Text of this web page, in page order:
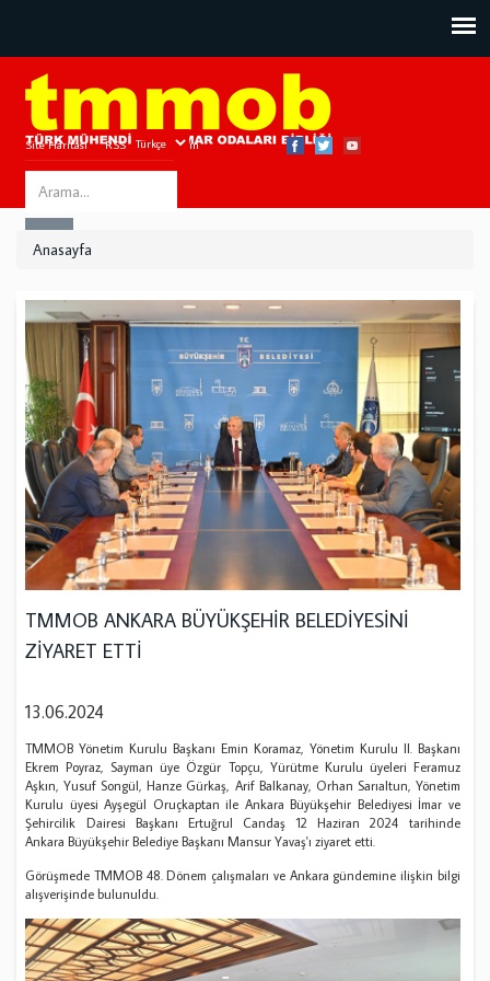
Site Haritası RSS Bize Ulaşın
Search
this
Anasayfa
TMMOB ANKARA BÜYÜKŞEHİR BELEDİYESİNİ
ZİYARET ETTİ
13.06.2024
TMMOB Yönetim Kurulu Başkanı Emin Koramaz, Yönetim Kurulu II. Başkanı
Ekrem Poyraz, Sayman üye Özgür Topçu, Yürütme Kurulu üyeleri Feramuz
Aşkın, Yusuf Songül, Hanze Gürkaş, Arif Balkanay, Orhan Sarıaltun, Yönetim
Kurulu üyesi Ayşegül Oruçkaptan ile Ankara Büyükşehir Belediyesi İmar ve
Şehircilik Dairesi Başkanı Ertuğrul Candaş 12 Haziran 2024 tarihinde
Ankara Büyükşehir Belediye Başkanı Mansur Yavaş'ı ziyaret etti.
Görüşmede TMMOB 48. Dönem çalışmaları ve Ankara gündemine ilişkin bilgi
alışverişinde bulunuldu.